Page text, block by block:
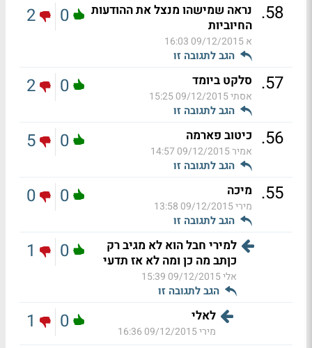
58
. נראה שמישהו מנצל את ההודעות
החיוביות
א09/12/2015 16:03
הגב לתגובה זו
0
2
57
. סלקט ביומד
אסתי09/12/2015 15:25
הגב לתגובה זו
0
2
56
. כיטוב פארמה
אמיר09/12/2015 14:57
הגב לתגובה זו
0
5
55
. מיכה
מירי09/12/2015 13:58
הגב לתגובה זו
0
0
למירי חבל הוא לא מגיב רק
כןתב מה כן ומה לא אז תדעי
אלי09/12/2015 15:39
הגב לתגובה זו
0
1
לאלי
מירי09/12/2015 16:36
0
1